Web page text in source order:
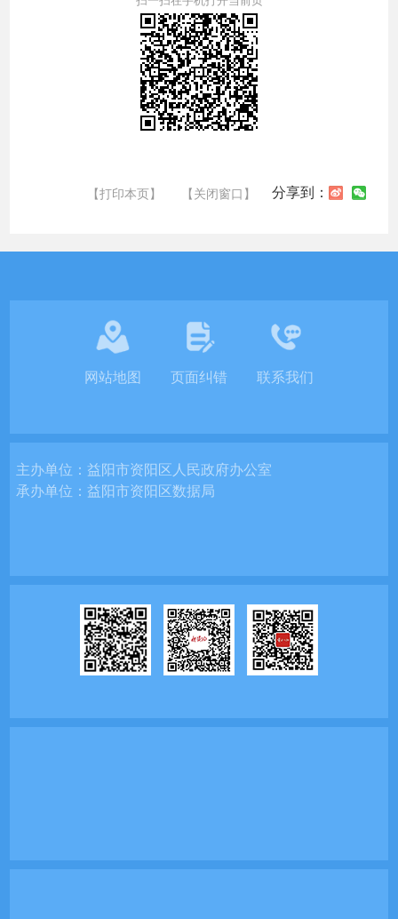
【打印本页】 【关闭窗口】 分享到：
网站地图 页面纠错 联系我们
主办单位：益阳市资阳区人民政府办公室
承办单位：益阳市资阳区数据局